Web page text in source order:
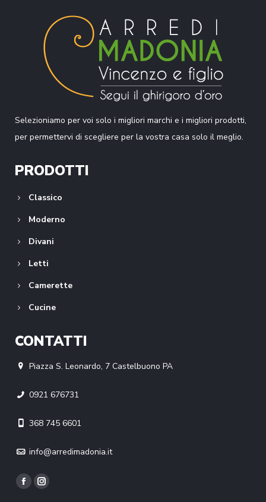
Selezioniamo per voi solo i migliori marchi e i migliori prodotti,
per permettervi di scegliere per la vostra casa solo il meglio.
PRODOTTI
Classico
Moderno
Divani
Letti
Camerette
Cucine
CONTATTI
Piazza S. Leonardo, 7 Castelbuono PA
0921 676731
368 745 6601
info@arredimadonia.it
Find us on:
FacebookInstagram